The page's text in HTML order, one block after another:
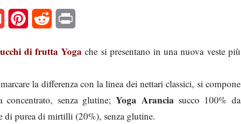
Gmail Pinterest Reddit
di frutta Yoga che si presentano in una nuova veste più
la differenza con la linea dei nettari classici, si compone
senza glutine;Yoga Arancia succo 100% da
di purea di mirtilli (20%), senza glutine.